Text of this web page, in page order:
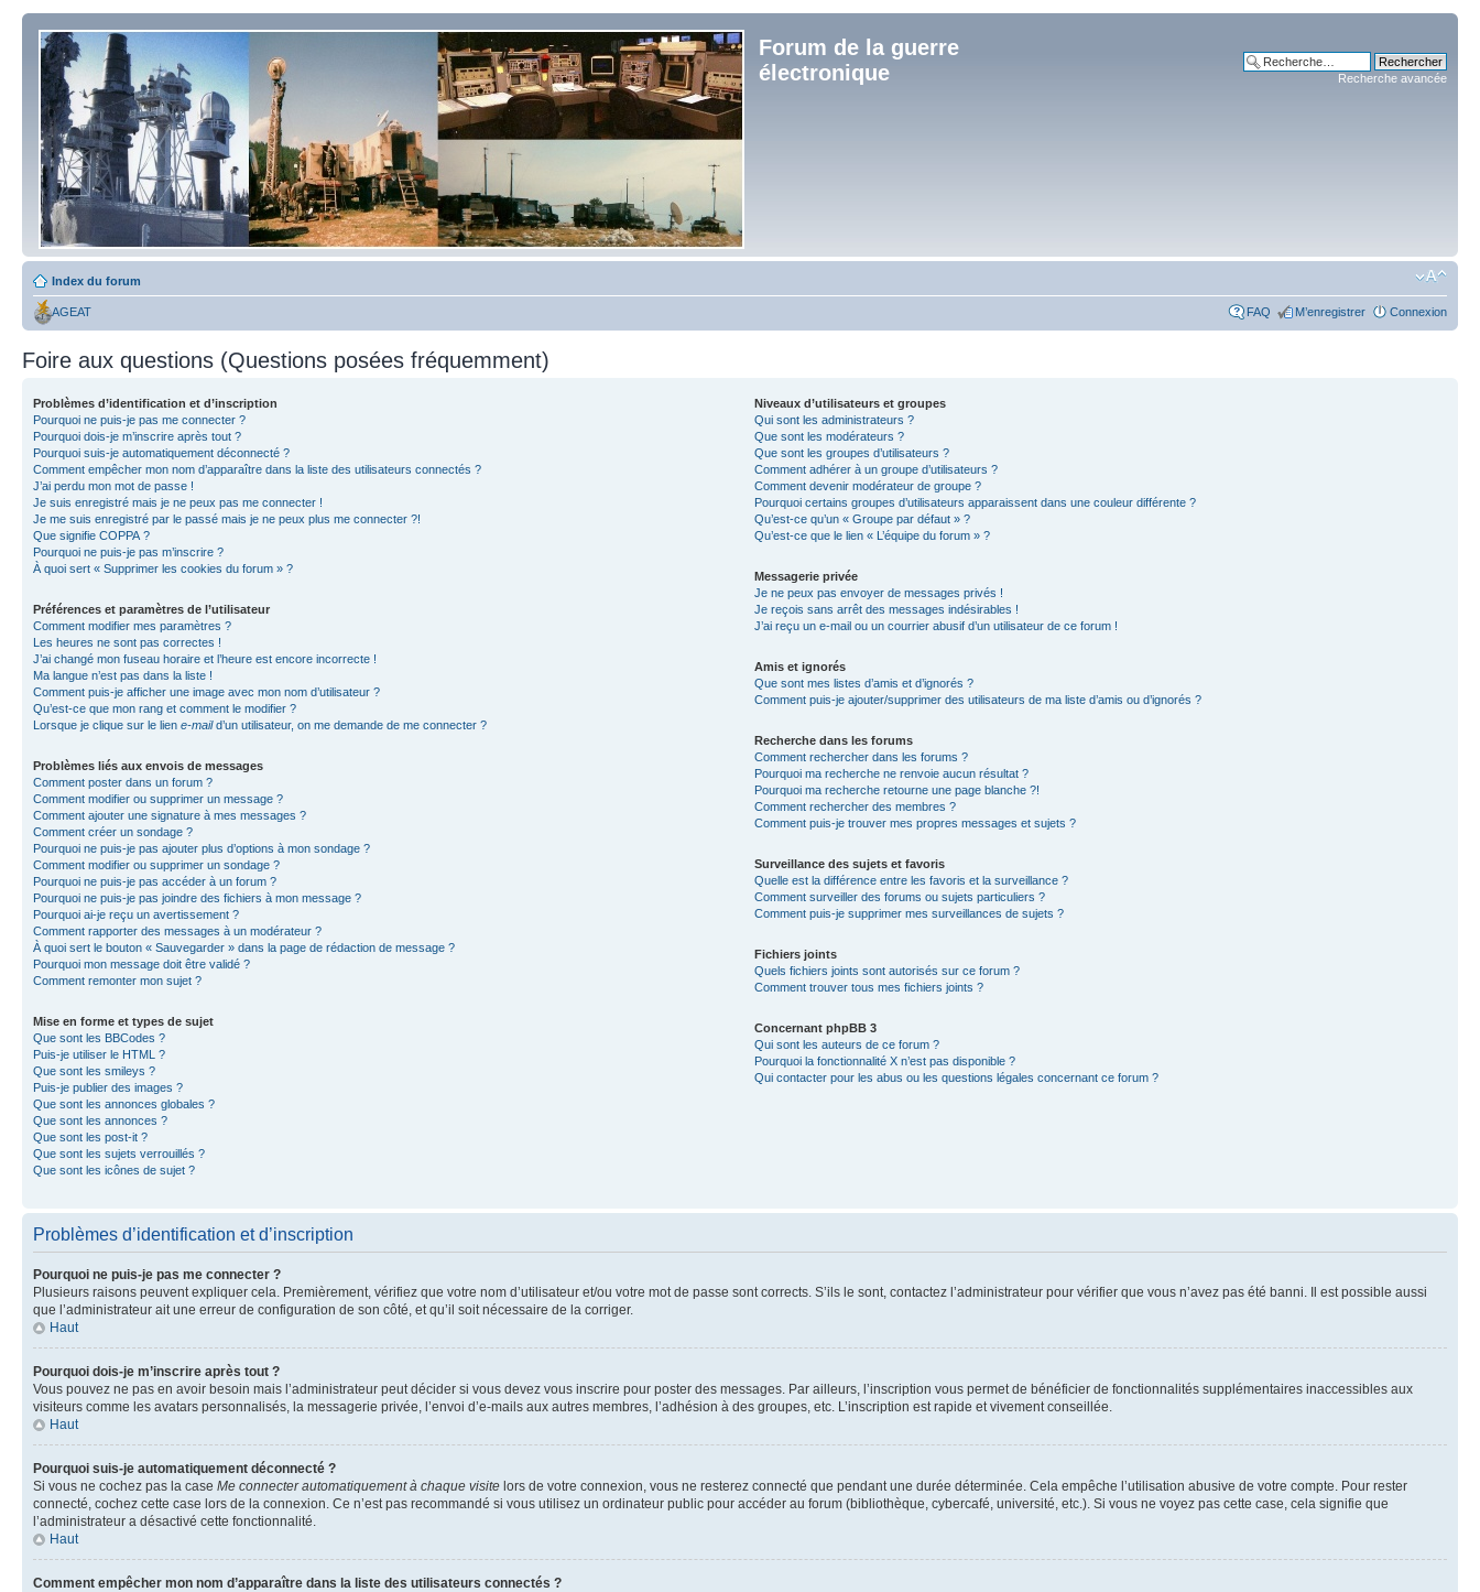
Forum de la guerre
électronique
Recherche avancée
Index du forum
AGEAT FAQ M’enregistrer Connexion
Foire aux questions (Questions posées fréquemment)
Problèmes d’identification et d’inscription
Pourquoi ne puis-je pas me connecter ?
Pourquoi dois-je m’inscrire après tout ?
Pourquoi suis-je automatiquement déconnecté ?
Comment empêcher mon nom d’apparaître dans la liste des utilisateurs connectés ?
J’ai perdu mon mot de passe !
Je suis enregistré mais je ne peux pas me connecter !
Je me suis enregistré par le passé mais je ne peux plus me connecter ?!
Que signifie COPPA ?
Pourquoi ne puis-je pas m’inscrire ?
À quoi sert « Supprimer les cookies du forum » ?
Préférences et paramètres de l’utilisateur
Comment modifier mes paramètres ?
Les heures ne sont pas correctes !
J’ai changé mon fuseau horaire et l’heure est encore incorrecte !
Ma langue n’est pas dans la liste !
Comment puis-je afficher une image avec mon nom d’utilisateur ?
Qu’est-ce que mon rang et comment le modifier ?
Lorsque je clique sur le lien e-maild’un utilisateur, on me demande de me connecter ?
Problèmes liés aux envois de messages
Comment poster dans un forum ?
Comment modifier ou supprimer un message ?
Comment ajouter une signature à mes messages ?
Comment créer un sondage ?
Pourquoi ne puis-je pas ajouter plus d’options à mon sondage ?
Comment modifier ou supprimer un sondage ?
Pourquoi ne puis-je pas accéder à un forum ?
Pourquoi ne puis-je pas joindre des fichiers à mon message ?
Pourquoi ai-je reçu un avertissement ?
Comment rapporter des messages à un modérateur ?
À quoi sert le bouton « Sauvegarder » dans la page de rédaction de message ?
Pourquoi mon message doit être validé ?
Comment remonter mon sujet ?
Mise en forme et types de sujet
Que sont les BBCodes ?
Puis-je utiliser le HTML ?
Que sont les smileys ?
Puis-je publier des images ?
Que sont les annonces globales ?
Que sont les annonces ?
Que sont les post-it ?
Que sont les sujets verrouillés ?
Que sont les icônes de sujet ?
Niveaux d’utilisateurs et groupes
Qui sont les administrateurs ?
Que sont les modérateurs ?
Que sont les groupes d’utilisateurs ?
Comment adhérer à un groupe d’utilisateurs ?
Comment devenir modérateur de groupe ?
Pourquoi certains groupes d’utilisateurs apparaissent dans une couleur différente ?
Qu’est-ce qu’un « Groupe par défaut » ?
Qu’est-ce que le lien « L’équipe du forum » ?
Messagerie privée
Je ne peux pas envoyer de messages privés !
Je reçois sans arrêt des messages indésirables !
J’ai reçu un e-mail ou un courrier abusif d’un utilisateur de ce forum !
Amis et ignorés
Que sont mes listes d’amis et d’ignorés ?
Comment puis-je ajouter/supprimer des utilisateurs de ma liste d’amis ou d’ignorés ?
Recherche dans les forums
Comment rechercher dans les forums ?
Pourquoi ma recherche ne renvoie aucun résultat ?
Pourquoi ma recherche retourne une page blanche ?!
Comment rechercher des membres ?
Comment puis-je trouver mes propres messages et sujets ?
Surveillance des sujets et favoris
Quelle est la différence entre les favoris et la surveillance ?
Comment surveiller des forums ou sujets particuliers ?
Comment puis-je supprimer mes surveillances de sujets ?
Fichiers joints
Quels fichiers joints sont autorisés sur ce forum ?
Comment trouver tous mes fichiers joints ?
Concernant phpBB 3
Qui sont les auteurs de ce forum ?
Pourquoi la fonctionnalité X n’est pas disponible ?
Qui contacter pour les abus ou les questions légales concernant ce forum ?
Problèmes d’identification et d’inscription
Pourquoi ne puis-je pas me connecter ?
Plusieurs raisons peuvent expliquer cela. Premièrement, vérifiez que votre nom d’utilisateur et/ou votre mot de passe sont corrects. S’ils le sont, contactez l’administrateur pour vérifier que vous n’avez pas été banni. Il est possible aussi
que l’administrateur ait une erreur de configuration de son côté, et qu’il soit nécessaire de la corriger.
Haut
Pourquoi dois-je m’inscrire après tout ?
Vous pouvez ne pas en avoir besoin mais l’administrateur peut décider si vous devez vous inscrire pour poster des messages. Par ailleurs, l’inscription vous permet de bénéficier de fonctionnalités supplémentaires inaccessibles aux
visiteurs comme les avatars personnalisés, la messagerie privée, l’envoi d’e-mails aux autres membres, l’adhésion à des groupes, etc. L’inscription est rapide et vivement conseillée.
Haut
Pourquoi suis-je automatiquement déconnecté ?
Si vous ne cochez pas la case Me connecter automatiquement à chaque visite lors de votre connexion, vous ne resterez connecté que pendant une durée déterminée. Cela empêche l’utilisation abusive de votre compte. Pour rester
connecté, cochez cette case lors de la connexion. Ce n’est pas recommandé si vous utilisez un ordinateur public pour accéder au forum (bibliothèque, cybercafé, université, etc.). Si vous ne voyez pas cette case, cela signifie que
l’administrateur a désactivé cette fonctionnalité.
Haut
Comment empêcher mon nom d’apparaître dans la liste des utilisateurs connectés ?